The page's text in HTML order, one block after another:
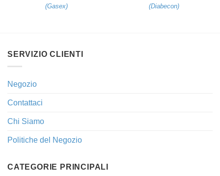
(Gasex)
(Diabecon)
SERVIZIO CLIENTI
Negozio
Contattaci
Chi Siamo
Politiche del Negozio
CATEGORIE PRINCIPALI